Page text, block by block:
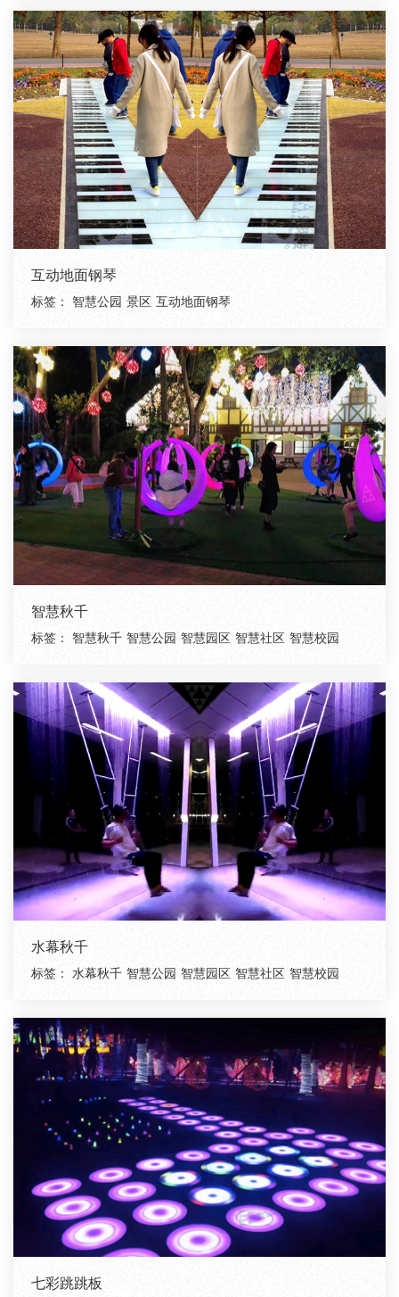
互动地面钢琴
标签： 智慧公园 景区 互动地面钢琴
智慧秋千
标签： 智慧秋千 智慧公园 智慧园区 智慧社区 智慧校园
水幕秋千
标签： 水幕秋千 智慧公园 智慧园区 智慧社区 智慧校园
七彩跳跳板